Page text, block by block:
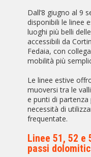
Dall’8 giugno al 9
disponibili le linee
luoghi più belli
accessibili da
Fedaia, con
mobilità più
Le linee estive
muoversi tra le
e punti di partenza
necessità di
frequentate.
Linee 51, 52 e
passi